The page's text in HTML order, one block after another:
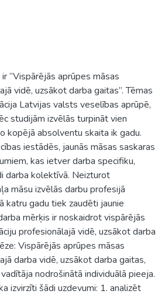
“Vispārējās aprūpes māsas
vidē, uzsākot darba gaitas”. Tēmas
Latvijas valsts veselības aprūpē,
studijām izvēlās turpināt vien
kopējā absolventu skaita ik gadu.
iestādēs, jaunās māsas saskaras
kas ietver darba specifiku,
darba kolektīvā. Neizturot
māsu izvēlās darbu profesijā
katru gadu tiek zaudēti jaunie
mērķis ir noskaidrot vispārējās
profesionālajā vidē, uzsākot darba
Vispārējās aprūpes māsas
darba vidē, uzsākot darba gaitas,
nodrošinātā individuālā pieeja.
izvirzīti šādi uzdevumi: 1. analizēt